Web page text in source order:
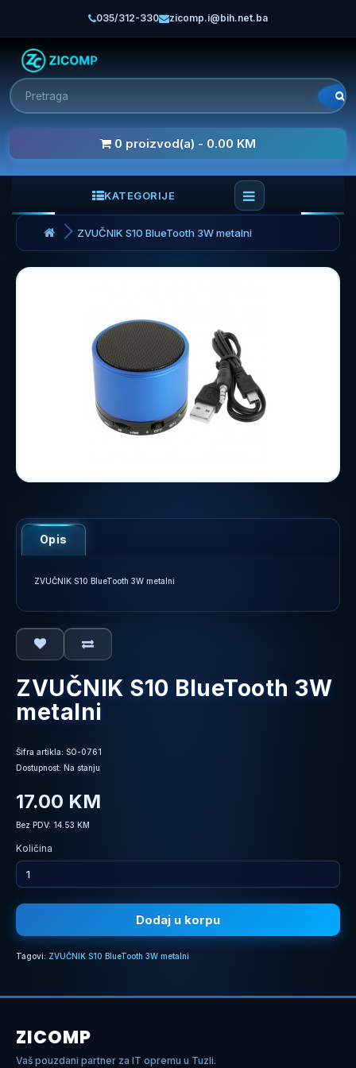
035/312-330 zicomp.i@bih.net.ba
0 proizvod(a) - 0.00 KM
KATEGORIJE
ZVUČNIK S10 BlueTooth 3W metalni
Opis
ZVUČNIK S10 BlueTooth 3W metalni
ZVUČNIK S10 BlueTooth 3W
metalni
Šifra artikla: SO-0761
Dostupnost: Na stanju
17.00 KM
Bez PDV: 14.53 KM
Količina
Dodaj u korpu
Tagovi: ZVUČNIK S10 BlueTooth 3W metalni
ZICOMP
Vaš pouzdani partner za IT opremu u Tuzli.